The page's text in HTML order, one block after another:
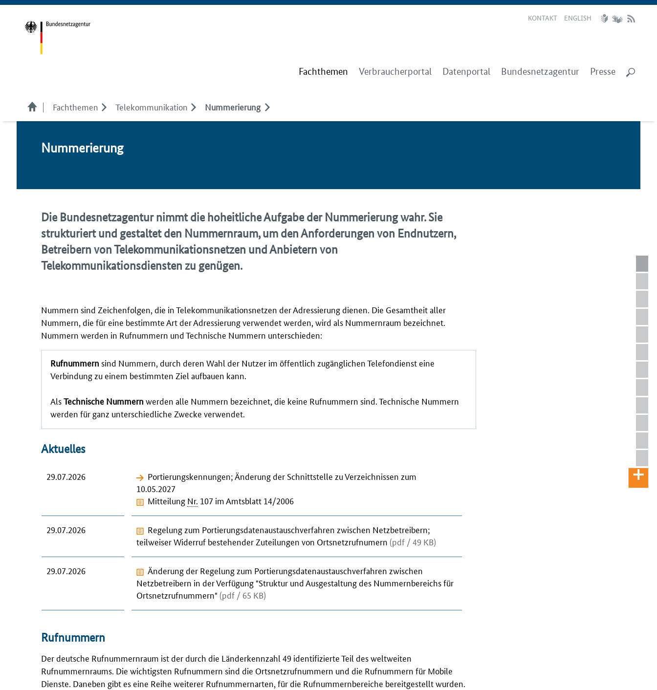
KONTAKT ENGLISH
Fachthemen Verbraucherportal Datenportal Bundesnetzagentur Presse
Fachthemen Telekom­munikation Nummerierung
Num­me­rie­rung
Die Bundesnetzagentur nimmt die hoheitliche Aufgabe der Nummerierung wahr. Sie
strukturiert und gestaltet den Nummernraum, um den Anforderungen von Endnutzern,
Betreibern von Telekommunikationsnetzen und Anbietern von
Telekommunikationsdiensten zu genügen.
Nummern sind Zeichenfolgen, die in Telekommunikationsnetzen der Adressierung dienen. Die Gesamtheit aller
Nummern, die für eine bestimmte Art der Adressierung verwendet werden, wird als Nummernraum bezeichnet.
Nummern werden in Rufnummern und Technische Nummern unterschieden:
Rufnummern sind Nummern, durch deren Wahl der Nutzer im öffentlich zugänglichen Telefondienst eine
Verbindung zu einem bestimmten Ziel aufbauen kann.
AlsTechnische Nummern werden alle Nummern bezeichnet, die keine Rufnummern sind. Technische Nummern
werden für ganz unterschiedliche Zwecke verwendet.
Aktuelles
29.07.2026
Portierungskennungen; Änderung der Schnittstelle zu Verzeichnissen zum
10.05.2027
Mitteilung Nr. 107 im Amtsblatt 14/2006
29.07.2026
Regelung zum Portierungsdatenaustauschverfahren zwischen Netzbetreibern;
teilweiser Widerruf bestehender Zuteilungen von Ortsnetzrufnumern (pdf / 49 KB)
29.07.2026
Änderung der Regelung zum Portierungsdatenaustauschverfahren zwischen
Netzbetreibern in der Verfügung "Struktur und Ausgestaltung des Nummernbereichs für
Ortsnetzrufnummern" (pdf / 65 KB)
Rufnummern
Der deutsche Rufnummernraum ist der durch die Länderkennzahl 49 identifizierte Teil des weltweiten
Rufnummernraums. Die wichtigsten Rufnummern sind die Ortsnetzrufnummern und die Rufnummern für Mobile
Dienste. Daneben gibt es eine Reihe weiterer Rufnummernarten, für die Rufnummernbereiche bereitgestellt wurden.